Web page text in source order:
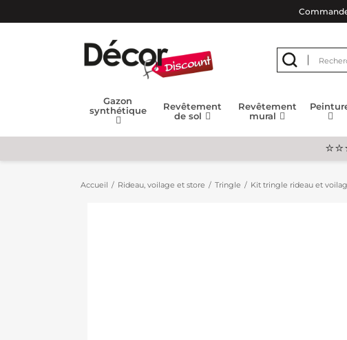
Gazon
synthétique
Revêtement
de sol
Revêtement
mural
Accueil Rideau, voilage et store Tringle Kit tringle rideau et